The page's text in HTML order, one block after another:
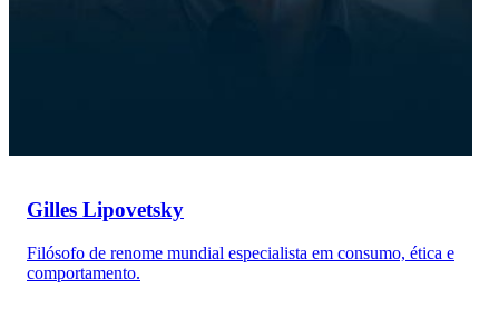
Gilles Lipovetsky
Filósofo de renome mundial especialista em consumo, ética e
comportamento.